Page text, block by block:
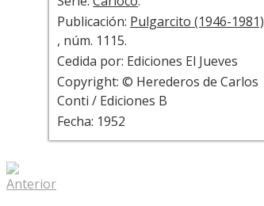
Publicación: Pulgarcito (1946-1981)
, núm. 1115.
Cedida por: Ediciones El Jueves
Copyright: © Herederos de Carlos
Conti / Ediciones B
Fecha: 1952